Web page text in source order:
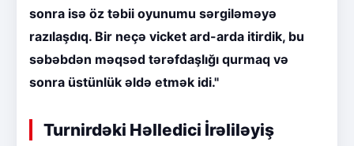
sonra isə öz təbii oyunumu sərgiləməyə
razılaşdıq. Bir neçə vicket ard-arda itirdik, bu
səbəbdən məqsəd tərəfdaşlığı qurmaq və
sonra üstünlük əldə etmək idi."
Turnirdəki Həlledici İrəliləyiş